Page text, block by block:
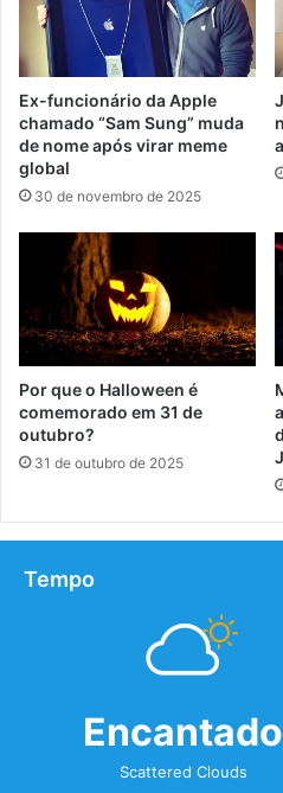
Ex-funcionário da Apple
chamado “Sam Sung” muda
de nome após virar meme
global
30 de novembro de 2025
Por que o Halloween é
comemorado em 31 de
outubro?
31 de outubro de 2025
Tempo
Encantado
Scattered Clouds